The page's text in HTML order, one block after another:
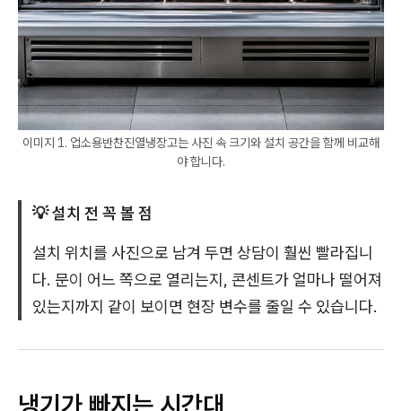
이미지 1. 업소용반찬진열냉장고는 사진 속 크기와 설치 공간을 함께 비교해
야 합니다.
💡 설치 전 꼭 볼 점
설치 위치를 사진으로 남겨 두면 상담이 훨씬 빨라집니
다. 문이 어느 쪽으로 열리는지, 콘센트가 얼마나 떨어져
있는지까지 같이 보이면 현장 변수를 줄일 수 있습니다.
냉기가 빠지는 시간대